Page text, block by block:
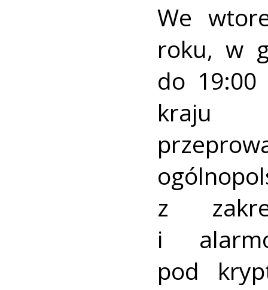
We
roku, w
do 19:00
z
i
pod